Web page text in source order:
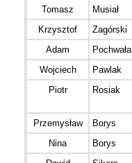
Tomasz
Musiał
Krzysztof
Zagórski
Adam
Pochwała
Wojciech
Pawlak
Piotr
Rosiak
Przemysław Borys
Nina
Borys